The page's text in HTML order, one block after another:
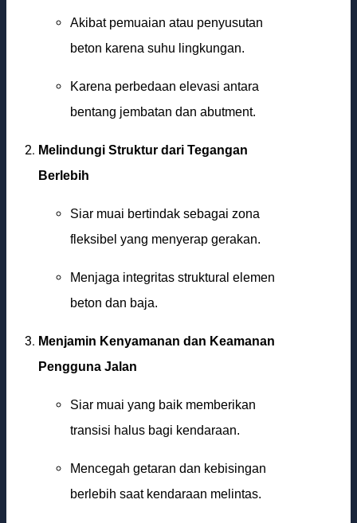
Akibat pemuaian atau penyusutan
beton karena suhu lingkungan.
Karena perbedaan elevasi antara
bentang jembatan dan abutment.
Melindungi Struktur dari Tegangan
Berlebih
Siar muai bertindak sebagai zona
fleksibel yang menyerap gerakan.
Menjaga integritas struktural elemen
beton dan baja.
Menjamin Kenyamanan dan Keamanan
Pengguna Jalan
Siar muai yang baik memberikan
transisi halus bagi kendaraan.
Mencegah getaran dan kebisingan
berlebih saat kendaraan melintas.